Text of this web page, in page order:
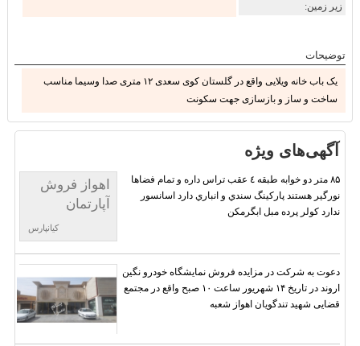
زیر زمین:
توضیحات
یک باب خانه ویلایی واقع در گلستان کوی سعدی ۱۲ متری صدا وسیما مناسب
ساخت و ساز و بازسازی جهت سکونت
آگهی‌های ویژه
اهواز فروش
آپارتمان
کیانپارس
۸۵ متر دو خوابه طبقه ٤ عقب تراس داره و تمام فضاها
نورگير هستند پاركينگ سندي و انباري دارد اسانسور
ندارد كولر پرده مبل ابگرمكن
دعوت به شرکت در مزایده فروش نمایشگاه خودرو نگین
اروند در تاریخ ۱۴ شهریور ساعت ۱۰ صبح واقع در مجتمع
قضایی شهید تندگویان اهواز شعبه